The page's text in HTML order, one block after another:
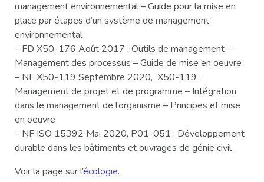
management environnemental – Guide pour la mise en
place par étapes d’un système de management
environnemental
– FD X50-176 Août 2017 : Outils de management –
Management des processus – Guide de mise en oeuvre
– NF X50-119 Septembre 2020, X50-119 :
Management de projet et de programme – Intégration
dans le management de l’organisme – Principes et mise
en oeuvre
– NF ISO 15392 Mai 2020, P01-051 : Développement
durable dans les bâtiments et ouvrages de génie civil
Voir la page sur l’écologie.